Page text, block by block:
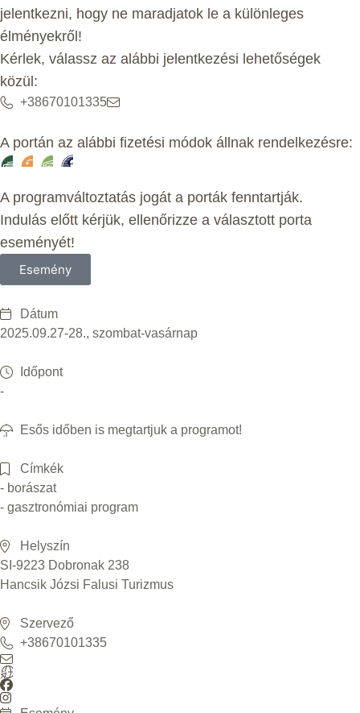
jelentkezni, hogy ne maradjatok le a különleges
élményekről!
Kérlek, válassz az alábbi jelentkezési lehetőségek
közül:
+38670101335
A portán az alábbi fizetési módok állnak rendelkezésre:
A programváltoztatás jogát a porták fenntartják.
Indulás előtt kérjük, ellenőrizze a választott porta
eseményét!
Esemény
Dátum
2025.09.27-28., szombat-vasárnap
Időpont
-
Esős időben is megtartjuk a programot!
Címkék
- borászat
- gasztronómiai program
Helyszín
SI-9223 Dobronak 238
Hancsik Józsi Falusi Turizmus
Szervező
+38670101335